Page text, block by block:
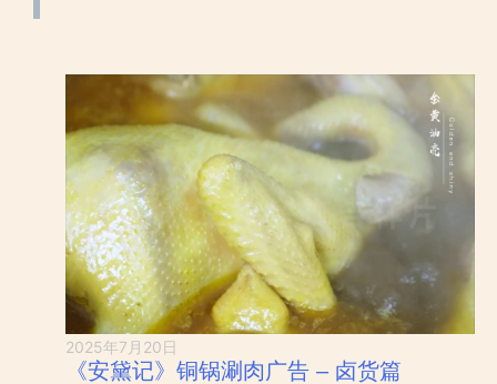
2025年7月20日
《安黛记》铜锅涮肉广告 – 卤货篇